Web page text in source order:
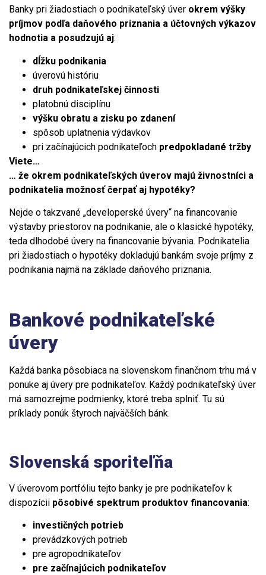
Banky pri žiadostiach o podnikateľský úver okrem výšky
príjmov podľa daňového priznania a účtovných výkazov
hodnotia a posudzujú aj:
dĺžku podnikania
úverovú históriu
druh podnikateľskej činnosti
platobnú disciplínu
výšku obratu a zisku po zdanení
spôsob uplatnenia výdavkov
pri začínajúcich podnikateľoch predpokladané tržby
Viete…
… že okrem podnikateľských úverov majú živnostníci a
podnikatelia možnosť čerpať aj hypotéky?
Nejde o takzvané „developerské úvery“ na financovanie
výstavby priestorov na podnikanie, ale o klasické hypotéky,
teda dlhodobé úvery na financovanie bývania. Podnikatelia
pri žiadostiach o hypotéky dokladujú bankám svoje príjmy z
podnikania najmä na základe daňového priznania.
Bankové podnikateľské
úvery
Každá banka pôsobiaca na slovenskom finančnom trhu má v
ponuke aj úvery pre podnikateľov. Každý podnikateľský úver
má samozrejme podmienky, ktoré treba splniť. Tu sú
príklady ponúk štyroch najväčších bánk.
Slovenská sporiteľňa
V úverovom portfóliu tejto banky je pre podnikateľov k
dispozícii pôsobivé spektrum produktov financovania:
investičných potrieb
prevádzkových potrieb
pre agropodnikateľov
pre začínajúcich podnikateľov